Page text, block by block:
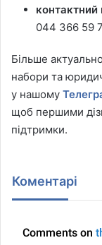
044 366 59
Більше
набори та
у нашому
щоб першими
підтримки.
Коментарі